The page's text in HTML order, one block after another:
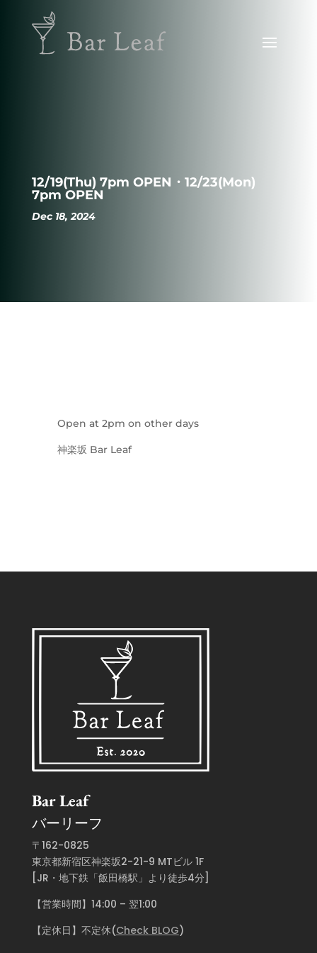
12/19(Thu) 7pm OPEN・12/23(Mon)
7pm OPEN
Dec 18, 2024
Open at 2pm on other days
神楽坂 Bar Leaf
Bar Leaf
バーリーフ
〒162-0825
東京都新宿区神楽坂2-21-9 MTビル 1F
[JR・地下鉄「飯田橋駅」より徒歩4分]
【営業時間】14:00 – 翌1:00
【定休日】不定休(Check BLOG)